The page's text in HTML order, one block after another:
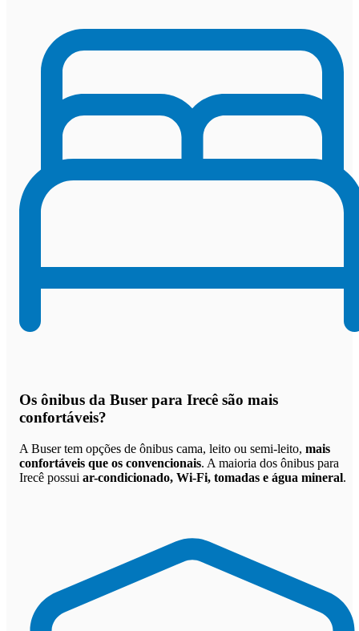
Os ônibus da Buser para Irecê são mais
confortáveis?
A Buser tem opções de ônibus cama, leito ou semi-leito, mais
confortáveis que os convencionais. A maioria dos ônibus para
Irecê possui ar-condicionado, Wi-Fi, tomadas e água mineral.